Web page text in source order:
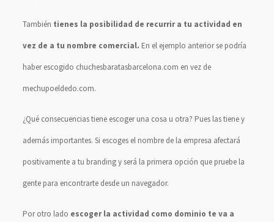
También tienes la posibilidad de recurrir a tu actividad en
vez de a tu nombre comercial. En el ejemplo anterior se podría
haber escogido chuchesbaratasbarcelona.com en vez de
mechupoeldedo.com.
¿Qué consecuencias tiene escoger una cosa u otra? Pues las tiene y
además importantes. Si escoges el nombre de la empresa afectará
positivamente a tu branding y será la primera opción que pruebe la
gente para encontrarte desde un navegador.
Por otro lado escoger la actividad como dominio te va a